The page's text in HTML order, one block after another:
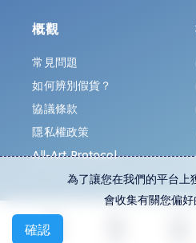
探索
概觀
常見問題
如何辨別假貨？
協議條款
隱私權政策
All-Art Protocol
為了讓您在我們的平台上
會收集有關您偏好
確認